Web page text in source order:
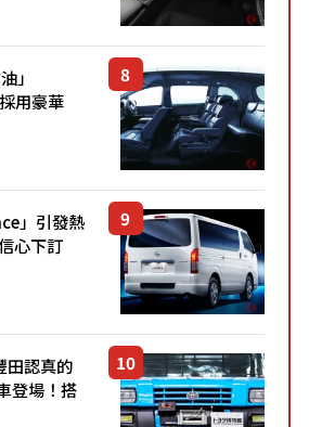
」
用豪華
「黑色內
」引發熱
心下訂
最
田認真的
登場！搭
四輪轉